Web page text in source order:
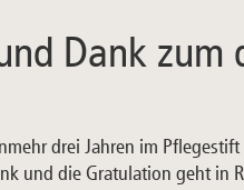
Dank zum
drei Jahren im
und die Gratulation geht in